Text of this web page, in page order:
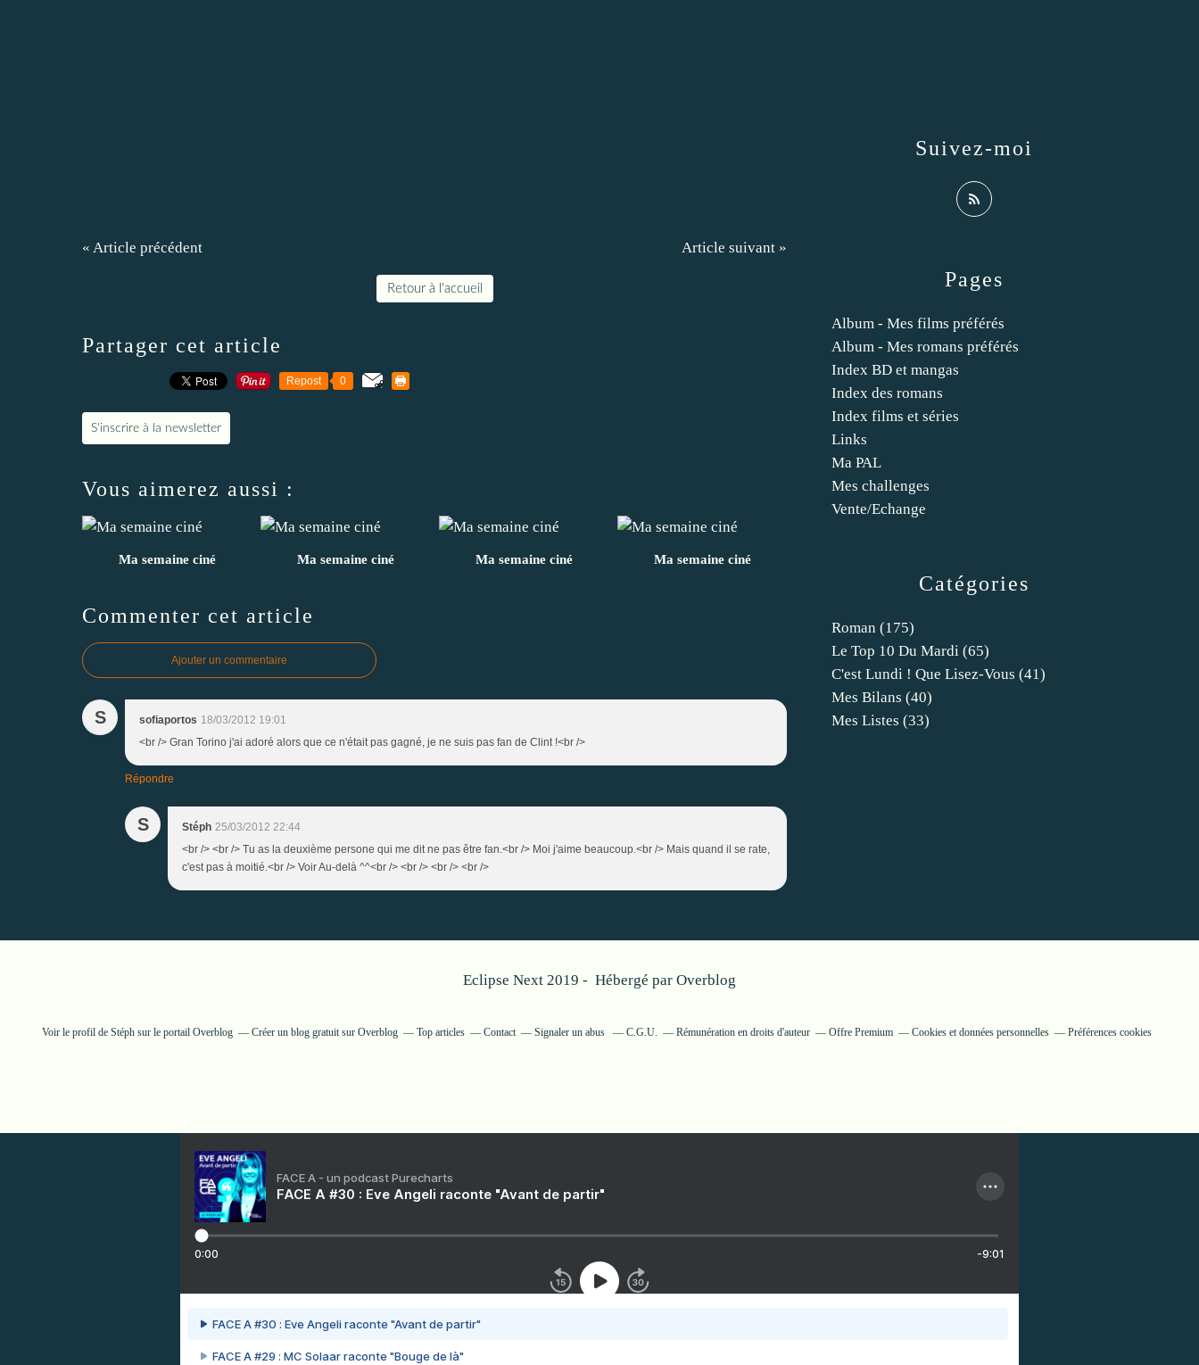
« Article précédent Article suivant »
Retour à l'accueil
Partager cet article
Repost 0
S'inscrire à la newsletter
Vous aimerez aussi :
Ma semaine ciné Ma semaine ciné Ma semaine ciné Ma semaine ciné
Commenter cet article
Ajouter un commentaire
S sofiaportos 18/03/2012 19:01
<br /> Gran Torino j'ai adoré alors que ce n'était pas gagné, je ne suis pas fan de Clint !<br />
Répondre
S Stéph 25/03/2012 22:44
<br /> <br /> Tu as la deuxième persone qui me dit ne pas être fan.<br /> Moi j'aime beaucoup.<br /> Mais quand il se rate,
c'est pas à moitié.<br /> Voir Au-delà ^^<br /> <br /> <br /> <br />
Catégories
Roman (175)
Le Top 10 Du Mardi (65)
C'est Lundi ! Que Lisez-Vous (41)
Mes Bilans (40)
Mes Listes (33)
Pages
Album - Mes films préférés
Album - Mes romans préférés
Index BD et mangas
Index des romans
Index films et séries
Links
Ma PAL
Mes challenges
Vente/Echange
Suivez-moi
Eclipse Next 2019 - Hébergé par Overblog
Voir le profil de Stéph sur le portail Overblog Créer un blog gratuit sur Overblog Top articles Contact Signaler un abus C.G.U. Rémunération en droits d'auteur Offre Premium Cookies et données personnelles Préférences cookies
FACE A - un podcast Purecharts
FACE A #30 : Eve Angeli raconte "Avant de partir"
0:00 -9:01
FACE A #30 : Eve Angeli raconte "Avant de partir"
FACE A #29 : MC Solaar raconte "Bouge de là"